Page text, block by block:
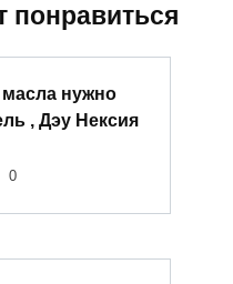
понравиться
нужно
, Дэу Нексия
0